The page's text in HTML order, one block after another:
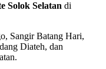
Solok Selatan di
Sangir Batang Hari,
Diateh, dan